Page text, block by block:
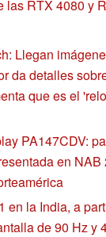
las RTX 4080 y
Llegan
da detalles
que es el
PA147CDV:
en NAB
en la India, a
de 90 Hz y